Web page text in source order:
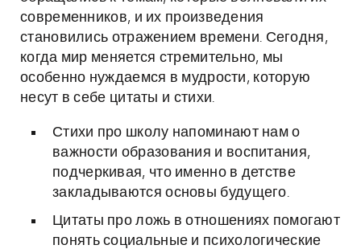
современников, и их произведения
становились отражением времени. Сегодня,
когда мир меняется стремительно, мы
особенно нуждаемся в мудрости, которую
несут в себе цитаты и стихи.
Стихи про школу напоминают нам о
важности образования и воспитания,
подчеркивая, что именно в детстве
закладываются основы будущего.
Цитаты про ложь в отношениях помогают
понять социальные и психологические